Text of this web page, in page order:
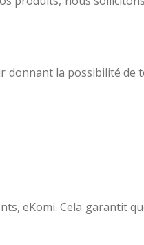
donnant la possibilité de
eKomi. Cela garantit